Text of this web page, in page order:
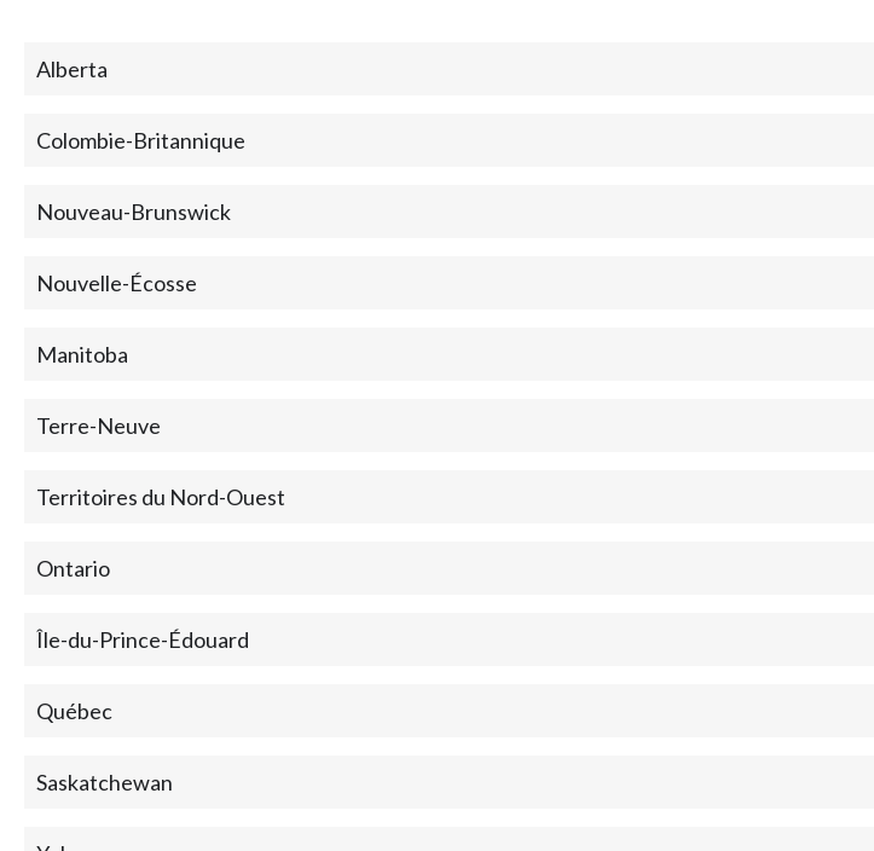
Alberta
Colombie-Britannique
Nouveau-Brunswick
Nouvelle-Écosse
Manitoba
Terre-Neuve
Territoires du Nord-Ouest
Ontario
Île-du-Prince-Édouard
Québec
Saskatchewan